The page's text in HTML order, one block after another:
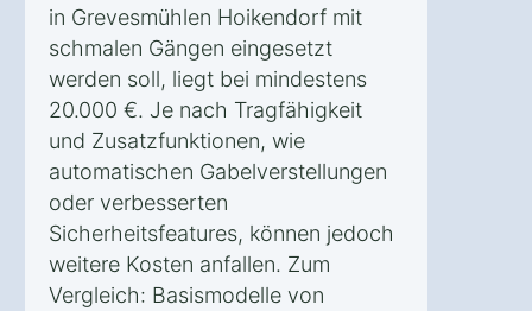
in Grevesmühlen Hoikendorf mit
schmalen Gängen eingesetzt
werden soll, liegt bei mindestens
20.000 €. Je nach Tragfähigkeit
und Zusatzfunktionen, wie
automatischen Gabelverstellungen
oder verbesserten
Sicherheitsfeatures, können jedoch
weitere Kosten anfallen. Zum
Vergleich: Basismodelle von